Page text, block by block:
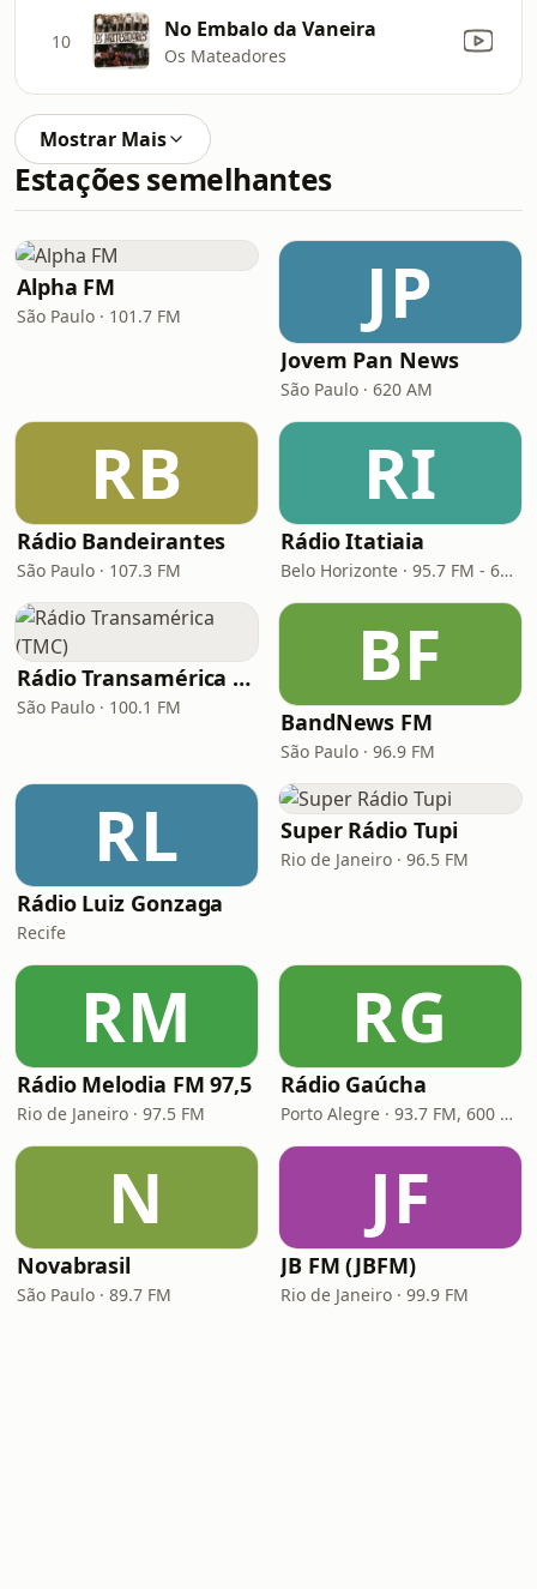
10 No Embalo da Vaneira
Os Mateadores
Mostrar Mais
Estações semelhantes
Alpha FM
São Paulo · 101.7 FM JP
Jovem Pan News
São Paulo · 620 AM
RB
Rádio Bandeirantes
São Paulo · 107.3 FM
RI
Rádio Itatiaia
Belo Horizonte · 95.7 FM - 610 AM
Rádio Transamérica (TMC)
São Paulo · 100.1 FM
BF
BandNews FM
São Paulo · 96.9 FM
RL
Rádio Luiz Gonzaga
Recife
Super Rádio Tupi
Rio de Janeiro · 96.5 FM
RM
Rádio Melodia FM 97,5
Rio de Janeiro · 97.5 FM
RG
Rádio Gaúcha
Porto Alegre · 93.7 FM, 600 AM
N
Novabrasil
São Paulo · 89.7 FM
JF
JB FM (JBFM)
Rio de Janeiro · 99.9 FM